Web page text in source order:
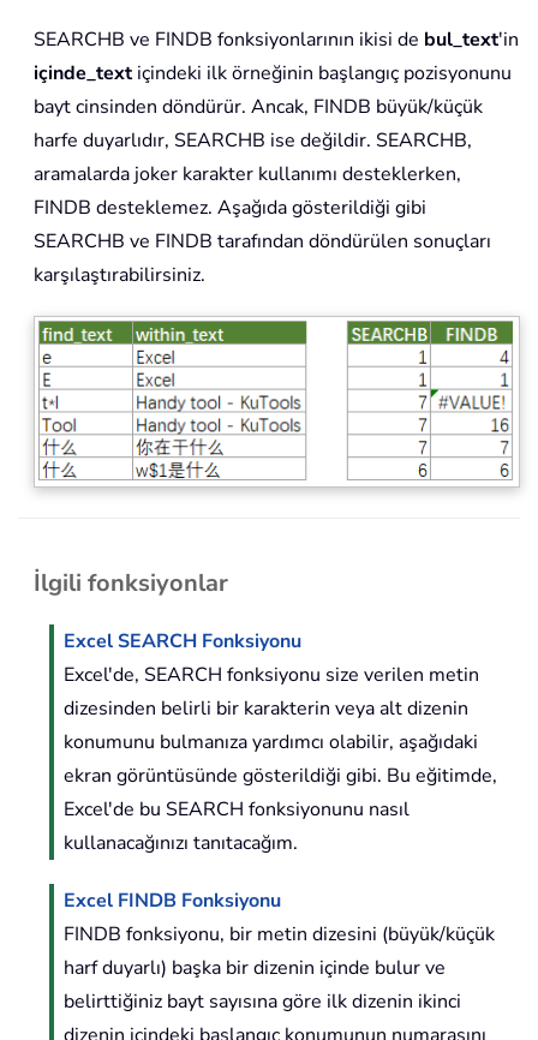
SEARCHB ve FINDB fonksiyonlarının ikisi de bul_text'in
içinde_textiçindeki ilk örneğinin başlangıç pozisyonunu
bayt cinsinden döndürür. Ancak, FINDB büyük/küçük
harfe duyarlıdır, SEARCHB ise değildir. SEARCHB,
aramalarda joker karakter kullanımı desteklerken,
FINDB desteklemez. Aşağıda gösterildiği gibi
SEARCHB ve FINDB tarafından döndürülen sonuçları
karşılaştırabilirsiniz.
İlgili fonksiyonlar
Excel SEARCH Fonksiyonu
Excel'de, SEARCH fonksiyonu size verilen metin
dizesinden belirli bir karakterin veya alt dizenin
konumunu bulmanıza yardımcı olabilir, aşağıdaki
ekran görüntüsünde gösterildiği gibi. Bu eğitimde,
Excel'de bu SEARCH fonksiyonunu nasıl
kullanacağınızı tanıtacağım.
Excel FINDB Fonksiyonu
FINDB fonksiyonu, bir metin dizesini (büyük/küçük
harf duyarlı) başka bir dizenin içinde bulur ve
belirttiğiniz bayt sayısına göre ilk dizenin ikinci